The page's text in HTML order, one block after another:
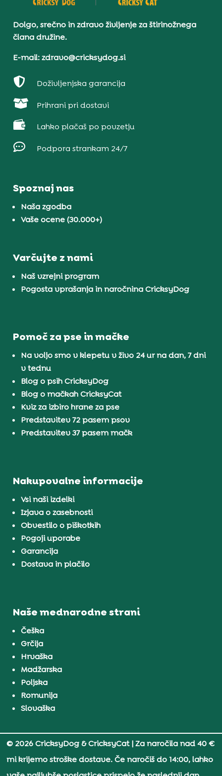
Dolgo, srečno in zdravo življenje za štirinožnega
člana družine.
E-mail: zdravo@cricksydog.si
 Doživljenjska garancija
 Prihrani pri dostavi
 Lahko plačaš po povzetju
 Podpora strankam 24/7
Spoznaj nas
Naša zgodba
Vaše ocene (30.000+)
Varčujte z nami
Naš vzrejni program
Pogosta vprašanja in naročnina CricksyDog
Pomoč za pse in mačke
Na voljo smo v klepetu v živo 24 ur na dan, 7 dni
v tednu
Blog o psih CricksyDog
Blog o mačkah CricksyCat
Kviz za izbiro hrane za pse
Predstavitev 72 pasem psov
Predstavitev 37 pasem mačk
Nakupovalne informacije
Vsi naši izdelki
Izjava o zasebnosti
Obvestilo o piškotkih
Pogoji uporabe
Garancija
Dostava in plačilo
Naše mednarodne strani
Češka
Grčija
Hrvaška
Madžarska
Poljska
Romunija
Slovaška
© 2026 CricksyDog & CricksyCat| Za naročila nad 40 €
mi krijemo stroške dostave. Če naročiš do 14:00, lahko